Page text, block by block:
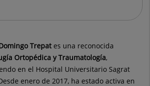
Trepat es una reconocida
Ortopédica y Traumatología,
en el Hospital Universitario Sagrat
enero de 2017, ha estado activa en